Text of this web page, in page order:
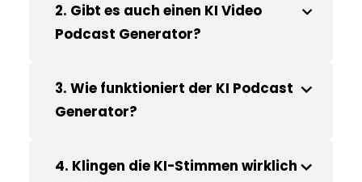
2. Gibt es auch einen KI Video
Podcast Generator?
Erstellung von Video-Podcasts (Vodcasts).
Bildern, Clips oder animierten Avataren
visuell erweitern möchten.
3. Wie funktioniert der KI Podcast
Generator?
automatisch Skripte basierend auf Ihren
Eingaben – ob Text, Dokument, URL oder
4. Klingen die KI-Stimmen wirklich